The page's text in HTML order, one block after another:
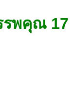
รพคุณ 17